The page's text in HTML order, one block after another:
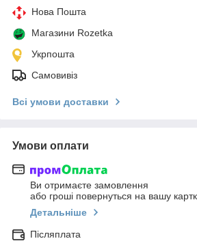
Нова Пошта
Магазини Rozetka
Укрпошта
Самовивіз
Всі умови доставки
Умови оплати
Ви отримаєте замовлення
або гроші повернуться на вашу
Детальніше
Післяплата